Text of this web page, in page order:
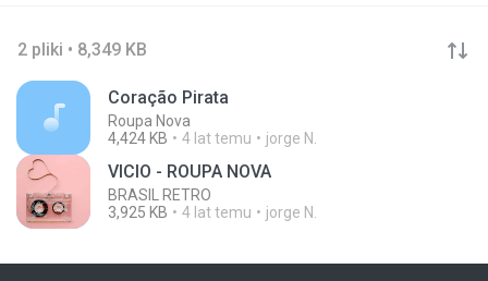
2 pliki • 8,349 KB
Coração Pirata
Roupa Nova
4,424 KB
4 lat temu jorge N.
VICIO - ROUPA NOVA
BRASIL RETRO
3,925 KB
4 lat temu jorge N.